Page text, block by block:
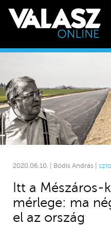
2020.06.10. | Bódis András |
Itt a Mészáros-
mérlege: ma
el az ország